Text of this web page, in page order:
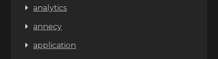
analytics
annecy
application